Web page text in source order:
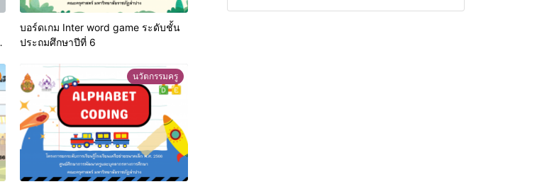
บอร์ดเกม Inter word game ระดับชั้น
ประถมศึกษาปีที่ 6
นวัตกรรมครู